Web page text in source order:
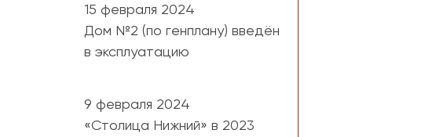
15 февраля 2024
Дом №2 (по генплану) введён
в эксплуатацию
9 февраля 2024
«Столица Нижний» в 2023